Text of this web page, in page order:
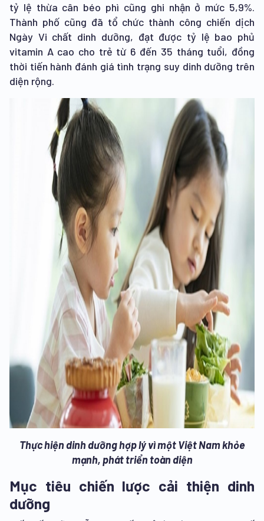
tỷ lệ thừa cân béo phì cũng ghi nhận ở mức 5,9%.
Thành phố cũng đã tổ chức thành công chiến dịch
Ngày Vi chất dinh dưỡng, đạt được tỷ lệ bao phủ
vitamin A cao cho trẻ từ 6 đến 35 tháng tuổi, đồng
thời tiến hành đánh giá tình trạng suy dinh dưỡng trên
diện rộng.
Thực hiện dinh dưỡng hợp lý vì một Việt Nam khỏe
mạnh, phát triển toàn diện
Mục tiêu chiến lược cải thiện dinh
dưỡng